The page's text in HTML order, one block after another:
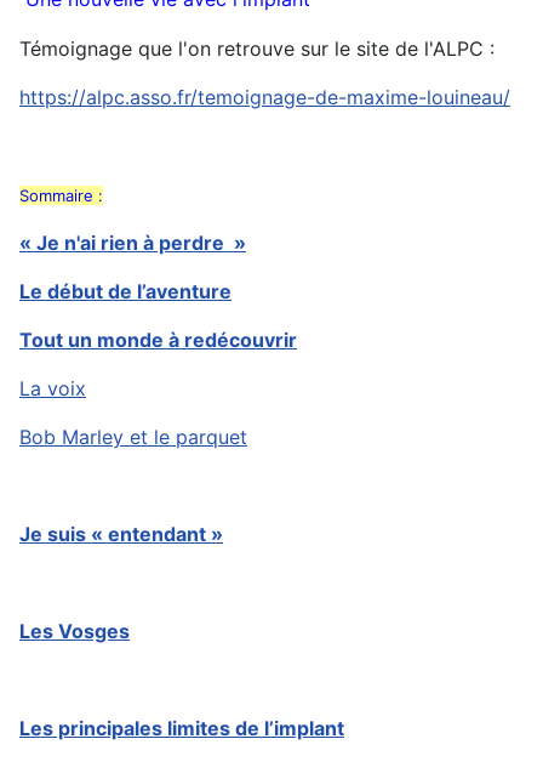
Témoignage que l'on retrouve sur le site de l'ALPC :
https://alpc.asso.fr/temoignage-de-maxime-louineau/
Sommaire :
« Je n'ai rien à perdre »
Le début de l’aventure
Tout un monde à redécouvrir
La voix
Bob Marley et le parquet
Je suis « entendant »
Les Vosges
Les principales limites de l’implant